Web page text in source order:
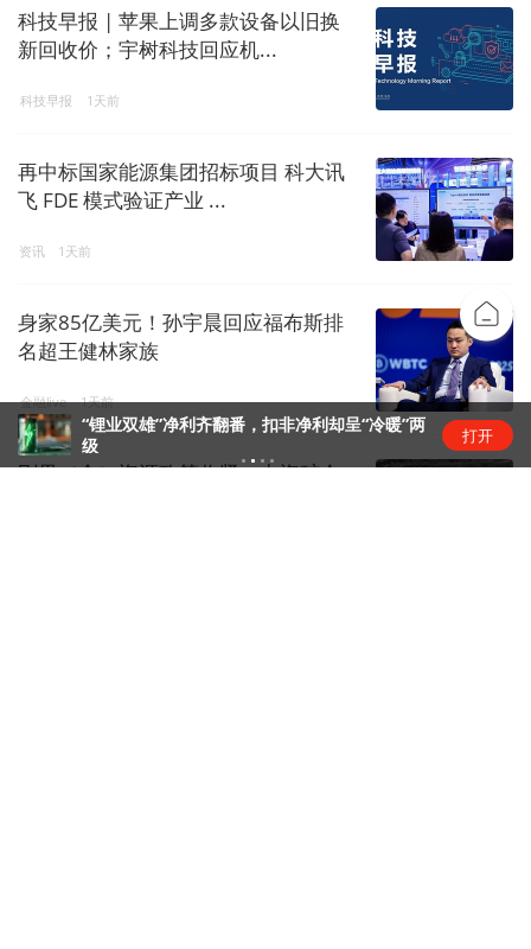
科技早报 | 苹果上调多款设备以旧换
新回收价；宇树科技回应机...
科技早报 1天前
再中标国家能源集团招标项目 科大讯
飞 FDE 模式验证产业 ...
资讯 1天前
身家85亿美元！孙宇晨回应福布斯排
名超王健林家族
金融live 1天前
刚果（金）资源政策收紧，中资矿企
深科技(000021.SZ)：2025年三季报净利润为
7.56亿元、同比较去年同期上涨14.27%
打开